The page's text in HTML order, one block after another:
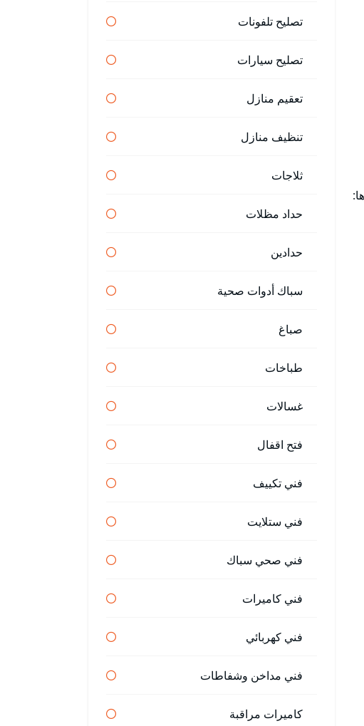
تصليح تلفونات
تصليح سيارات
تعقيم منازل
تنظيف منازل
ثلاجات
حداد مظلات
حدادين
سباك أدوات صحية
صباغ
طباخات
غسالات
فتح اقفال
فني تكييف
فني ستلايت
فني صحي سباك
فني كاميرات
فني كهربائي
فني مداخن وشفاطات
كاميرات مراقبة